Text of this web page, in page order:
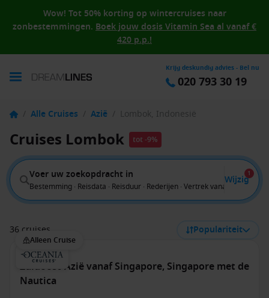
Wow! Tot 50% korting op wintercruises naar
zonbestemmingen. Boek jouw dosis Vitamin Sea al vanaf €
420 p.p.!
Krijg deskundig advies - Bel nu
020 793 30 19
/ Alle Cruises / Azië / Lombok, Indonesië
Cruises Lombok tot -9%
Voer uw zoekopdracht in
Bestemming · Reisdata · Reisduur · Rederijen · Vertrek vanaf
Wijzig
1
36 cruises Populariteit
Alleen Cruise
Zuidoost-Azië vanaf Singapore, Singapore met de
Nautica